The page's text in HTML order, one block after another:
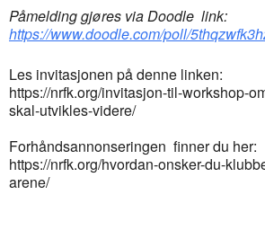
Påmelding gjøres via Doodle link:
https://www.doodle.com/poll/
Les invitasjonen på denne linken:
https://nrfk.org/invitasjon-til-workshop-
skal-utvikles-videre/
Forhåndsannonseringen finner du her:
https://nrfk.org/hvordan-onsker-du-
arene/